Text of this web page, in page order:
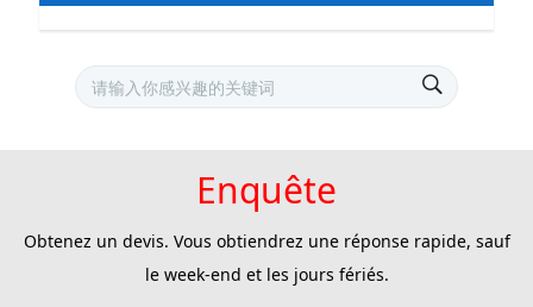
Enquête
Obtenez un devis. Vous obtiendrez une réponse rapide, sauf
le week-end et les jours fériés.